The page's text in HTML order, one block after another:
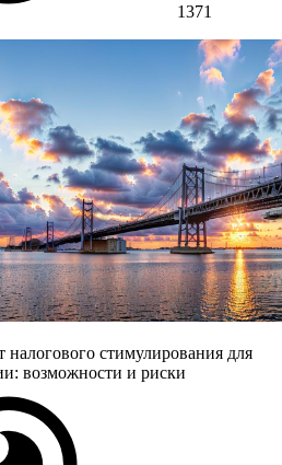
1371
стимулирования для
возможности и риски